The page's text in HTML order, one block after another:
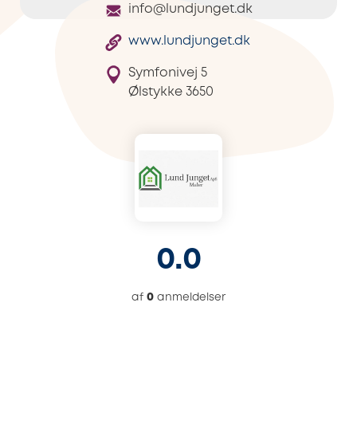
info@lundjunget.dk
www.lundjunget.dk
Symfonivej 5
Ølstykke 3650
0.0
af 0 anmeldelser